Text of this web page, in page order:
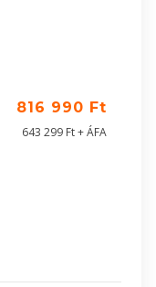
816 990 Ft
643 299 Ft + ÁFA